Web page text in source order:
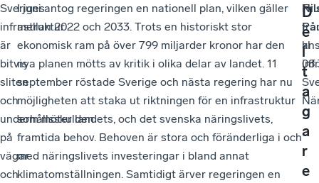
Sveriges
infrastruktur
är
bitvis
sliten
och
underhållsskulden
på
vägar
och
I juni antog regeringen en nationell plan, vilken gäller
mellan 2022 och 2033. Trots en historiskt stor
ekonomisk ram på över 799 miljarder kronor har den
nya planen mötts av kritik i olika delar av landet. 11
september röstade Sverige och nästa regering har nu
möjligheten att staka ut riktningen för en infrastruktur
som möter landets, och det svenska näringslivets,
framtida behov. Behoven är stora och föränderliga i och
med näringslivets investeringar i bland annat
klimatomställningen. Samtidigt ärver regeringen en
kl
D
e
l
t
a
g
a
r
e